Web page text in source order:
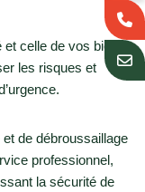
et celle de vos biens.
les risques et
et de débroussaillage
professionnel,
la sécurité de